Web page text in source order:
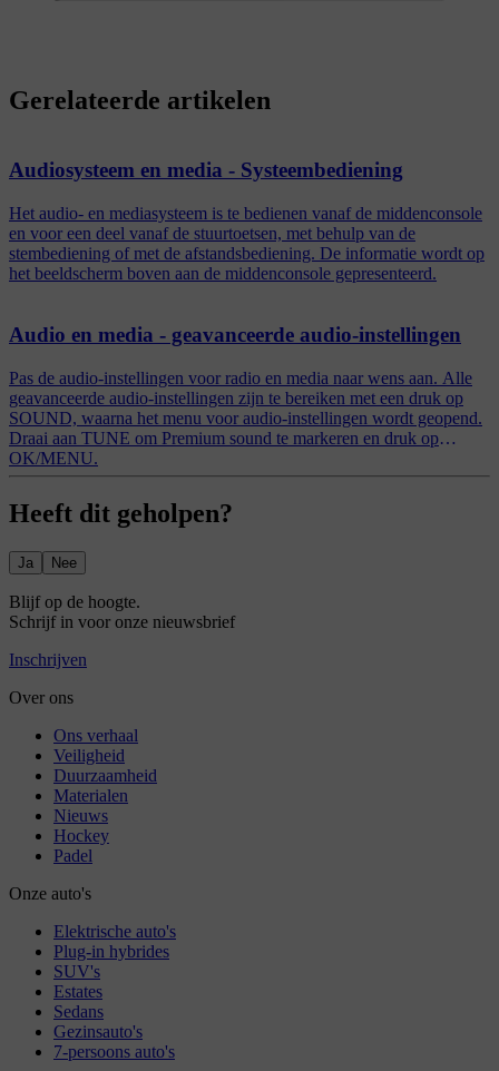
Gerelateerde artikelen
Audiosysteem en media - Systeembediening
Het audio- en mediasysteem is te bedienen vanaf de middenconsole
en voor een deel vanaf de stuurtoetsen, met behulp van de
stembediening of met de afstandsbediening. De informatie wordt op
het beeldscherm boven aan de middenconsole gepresenteerd.
Audio en media - geavanceerde audio-instellingen
Pas de audio-instellingen voor radio en media naar wens aan. Alle
geavanceerde audio-instellingen zijn te bereiken met een druk op
SOUND, waarna het menu voor audio-instellingen wordt geopend.
Draai aan TUNE om Premium sound te markeren en druk op
OK/MENU.
Heeft dit geholpen?
Ja Nee